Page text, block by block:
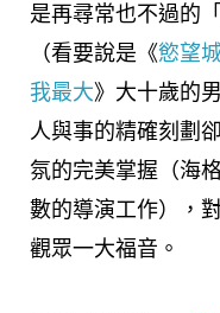
是再尋常也不過的
（看要說是《慾望
我最大》大十歲的
人與事的精確刻劃
氛的完美掌握（海
數的導演工作），
觀眾一大福音。